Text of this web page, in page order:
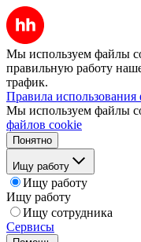
Мы используем файлы
правильную работу
трафик.
Правила
Мы используем файлы
файлов cookie
Понятно
Ищу работу
Ищу работу
Ищу работу
Ищу сотрудника
Сервисы